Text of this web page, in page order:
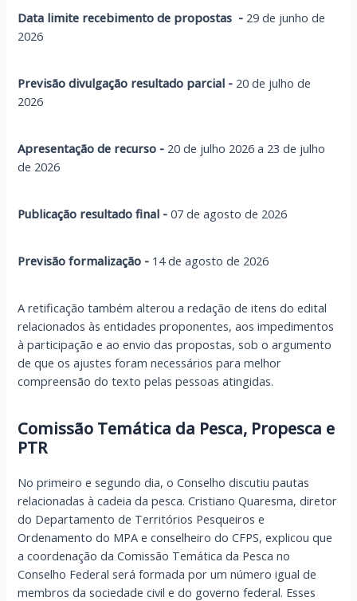
Data limite recebimento de propostas - 29 de junho de
2026
Previsão divulgação resultado parcial - 20 de julho de
2026
Apresentação de recurso - 20 de julho 2026 a 23 de julho
de 2026
Publicação resultado final -07 de agosto de 2026
Previsão formalização - 14 de agosto de 2026
A retificação também alterou a redação de itens do edital
relacionados às entidades proponentes, aos impedimentos
à participação e ao envio das propostas, sob o argumento
de que os ajustes foram necessários para melhor
compreensão do texto pelas pessoas atingidas.
Comissão Temática da Pesca, Propesca e
PTR
No primeiro e segundo dia, o Conselho discutiu pautas
relacionadas à cadeia da pesca. Cristiano Quaresma, diretor
do Departamento de Territórios Pesqueiros e
Ordenamento do MPA e conselheiro do CFPS, explicou que
a coordenação da Comissão Temática da Pesca no
Conselho Federal será formada por um número igual de
membros da sociedade civil e do governo federal. Esses